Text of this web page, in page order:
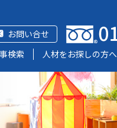
お問い合せ
検索 人材をお探しの方へ